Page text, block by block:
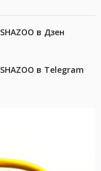
SHAZOO в Дзен
SHAZOO в Telegram